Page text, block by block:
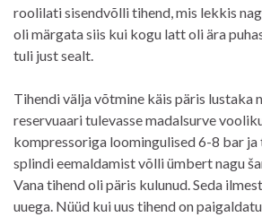
roolilati sisendvõlli tihend, mis lekkis
oli märgata siis kui kogu latt oli ära
tuli just sealt.
Tihendi välja võtmine käis päris lustaka
reservuaari tulevasse madalsurve
kompressoriga loomingulised 6-8 bar ja
splindi eemaldamist võlli ümbert nagu
Vana tihend oli päris kulunud. Seda
uuega. Nüüd kui uus tihend on